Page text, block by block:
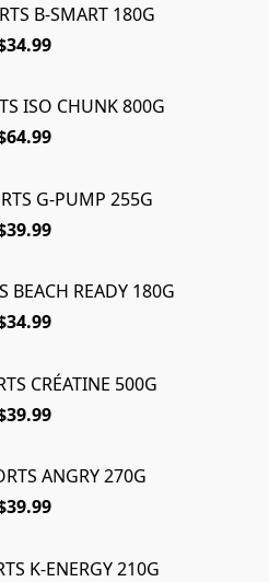
B-SMART 180G
ISO CHUNK 800G
G-PUMP 255G
BEACH READY 180G
CRÉATINE 500G
ANGRY 270G
K-ENERGY 210G